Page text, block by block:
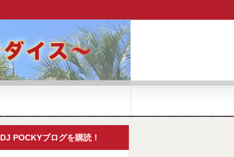
DJ POCKYブログを購読！